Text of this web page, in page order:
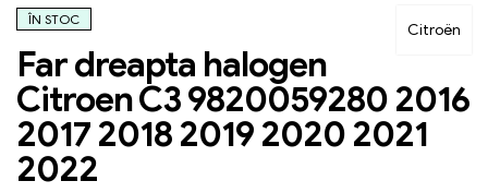
Citroën
ÎN STOC
Far dreapta halogen
Citroen C3 9820059280 2016
2017 2018 2019 2020 2021
2022